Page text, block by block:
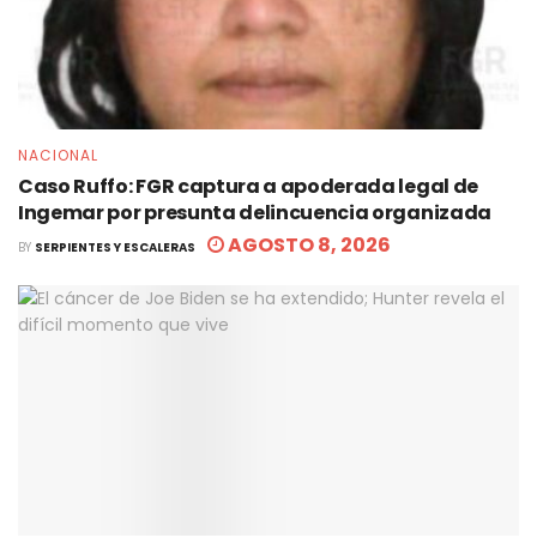
NACIONAL
Caso Ruffo: FGR captura a apoderada legal de
Ingemar por presunta delincuencia organizada
BY SERPIENTES Y ESCALERAS AGOSTO 8, 2026